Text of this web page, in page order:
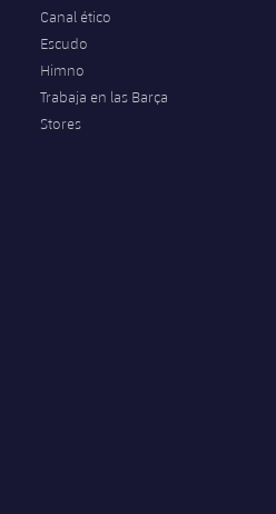
Canal ético
Escudo
Himno
Trabaja en las Barça
Stores